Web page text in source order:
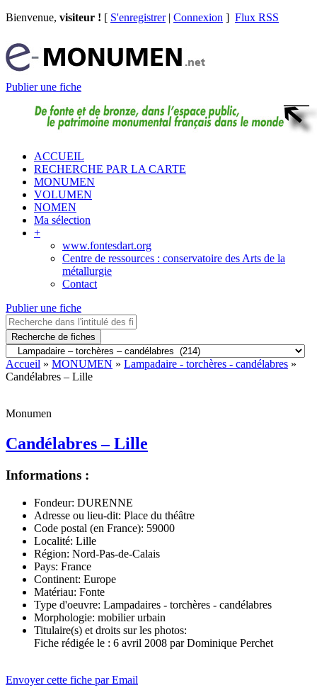
Bienvenue, visiteur ! [ S'enregistrer| Connexion ] Flux RSS
Publier une fiche
ACCUEIL
RECHERCHE PAR LA CARTE
MONUMEN
VOLUMEN
NOMEN
Ma sélection
+
www.fontesdart.org
Centre de ressources : conservatoire des Arts de la
métallurgie
Contact
Publier une fiche
Recherche de fiches
Accueil » MONUMEN » Lampadaire - torchères - candélabres »
Candélabres – Lille
Monumen
Candélabres – Lille
Informations :
Fondeur: DURENNE
Adresse ou lieu-dit: Place du théâtre
Code postal (en France): 59000
Localité: Lille
Région: Nord-Pas-de-Calais
Pays: France
Continent: Europe
Matériau: Fonte
Type d'oeuvre: Lampadaires - torchères - candélabres
Morphologie: mobilier urbain
Titulaire(s) et droits sur les photos:
Fiche rédigée le : 6 avril 2008 par Dominique Perchet
Envoyer cette fiche par Email